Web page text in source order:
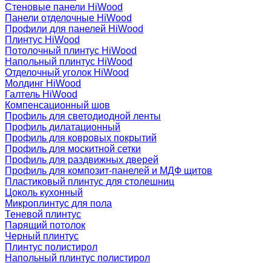
Стеновые панели HiWood
Панели отделочные HiWood
Профили для панелей HiWood
Плинтус HiWood
Потолочный плинтус HiWood
Напольный плинтус HiWood
Отделочный уголок HiWood
Молдинг HiWood
Галтель HiWood
Компенсационный шов
Профиль для светодиодной ленты
Профиль дилатационный
Профиль для ковровых покрытий
Профиль для москитной сетки
Профиль для раздвижных дверей
Профиль для композит-панелей и МДФ щитов
Пластиковый плинтус для столешниц
Цоколь кухонный
Микроплинтус для пола
Теневой плинтус
Парящий потолок
Черный плинтус
Плинтус полистирол
Напольный плинтус полистирол